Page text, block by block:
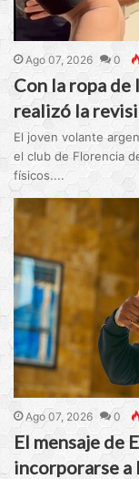
Ago 07, 2026 0
Con la ropa
realizó la
El joven volante
el club de Florencia
físicos....
Ago 07, 2026 0
El mensaje de
incorporarse a